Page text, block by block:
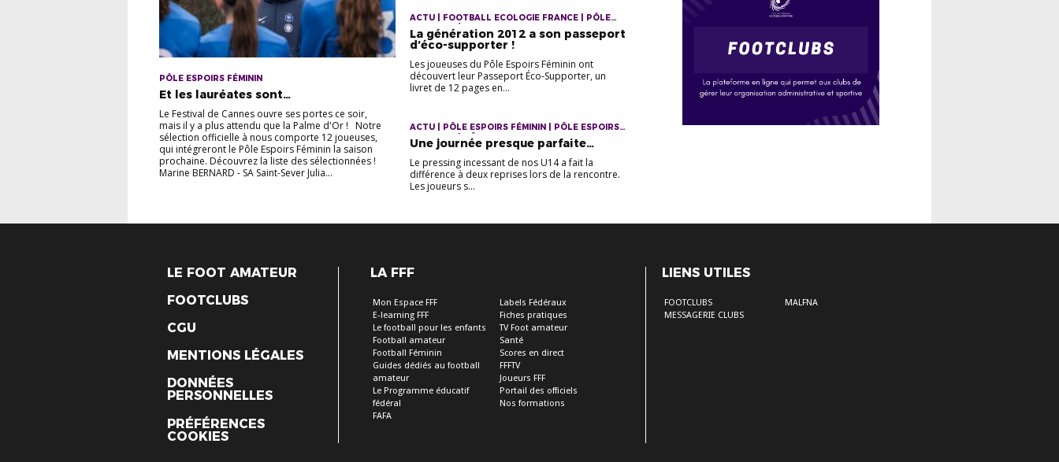
PÔLE ESPOIRS FÉMININ
Et les lauréates sont…
Le Festival de Cannes ouvre ses portes ce soir,
mais il y a plus attendu que la Palme d'Or ! Notre
sélection officielle à nous comporte 12 joueuses,
qui intégreront le Pôle Espoirs Féminin la saison
prochaine. Découvrez la liste des sélectionnées !
Marine BERNARD - SA Saint-Sever Julia...
ACTU | FOOTBALL ECOLOGIE FRANCE | PÔLE
ESPOIRS FÉMININ
La génération 2012 a son passeport
d’éco-supporter !
Les joueuses du Pôle Espoirs Féminin ont
découvert leur Passeport Éco‑Supporter, un
livret de 12 pages en...
ACTU | PÔLE ESPOIRS FÉMININ | PÔLE ESPOIRS
MASCULIN | PÔLES ESPOIRS
Une journée presque parfaite…
Le pressing incessant de nos U14 a fait la
différence à deux reprises lors de la rencontre.
Les joueurs s...
LE FOOT AMATEUR
FOOTCLUBS
CGU
MENTIONS LÉGALES
DONNÉES
PERSONNELLES
PRÉFÉRENCES
COOKIES
LA FFF
Mon Espace FFF
E-learning FFF
Le football pour les enfants
Football amateur
Football Féminin
Guides dédiés au football
amateur
Le Programme éducatif
fédéral
FAFA
Labels Fédéraux
Fiches pratiques
TV Foot amateur
Santé
Scores en direct
FFFTV
Joueurs FFF
Portail des officiels
Nos formations
LIENS UTILES
FOOTCLUBS
MESSAGERIE CLUBS
MALFNA